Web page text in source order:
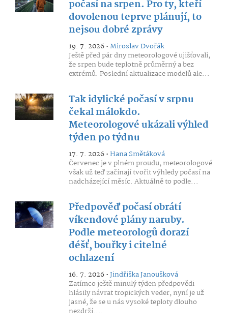
počasí na srpen. Pro ty, kteří
dovolenou teprve plánují, to
nejsou dobré zprávy
19. 7. 2026 •Miroslav Dvořák
Ještě před pár dny meteorologové ujišťovali,
že srpen bude teplotně průměrný a bez
extrémů. Poslední aktualizace modelů ale...
Tak idylické počasí v srpnu
čekal málokdo.
Meteorologové ukázali výhled
týden po týdnu
17. 7. 2026 •Hana Smětáková
Červenec je v plném proudu, meteorologové
však už teď začínají tvořit výhledy počasí na
nadcházející měsíc. Aktuálně to podle...
Předpověď počasí obrátí
víkendové plány naruby.
Podle meteorologů dorazí
déšť, bouřky i citelné
ochlazení
16. 7. 2026 •Jindřiška Janoušková
Zatímco ještě minulý týden předpovědi
hlásily návrat tropických veder, nyní je už
jasné, že se u nás vysoké teploty dlouho
nezdrží....